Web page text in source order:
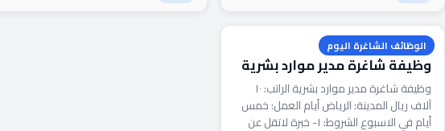
الوظائف الشاغرة اليوم
وظيفة شاغرة مدير موارد بشرية
وظيفة شاغرة مدير موارد بشرية الراتب: ١٠
آلاف ريال المدينة: الرياض أيام العمل: خمس
أيام في الاسبوع الشروط: ١- خبرة لاتقل عن